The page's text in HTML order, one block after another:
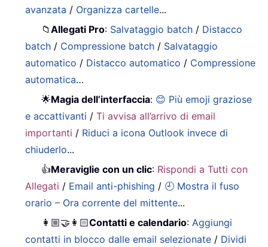
avanzata / Organizza cartelle...
📁Allegati Pro: Salvataggio batch / Distacco
batch / Compressione batch / Salvataggio
automatico / Distacco automatico / Compressione
automatica…
🌟Magia dell’interfaccia: 😊 Più emoji graziose
e accattivanti /Ti avvisa all’arrivo di email
importanti / Riduci a icona Outlook invece di
chiuderlo...
👍Meraviglie con un clic: Rispondi a Tutti con
Allegati / Email anti-phishing / 🕘 Mostra il fuso
orario – Ora corrente del mittente...
👩🏼‍🤝‍👩🏻Contatti e calendario:Aggiungi
contatti in blocco dalle email selezionate / Dividi